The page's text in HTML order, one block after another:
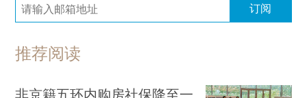
订阅
推荐阅读
非京籍五环内购房社保降至一